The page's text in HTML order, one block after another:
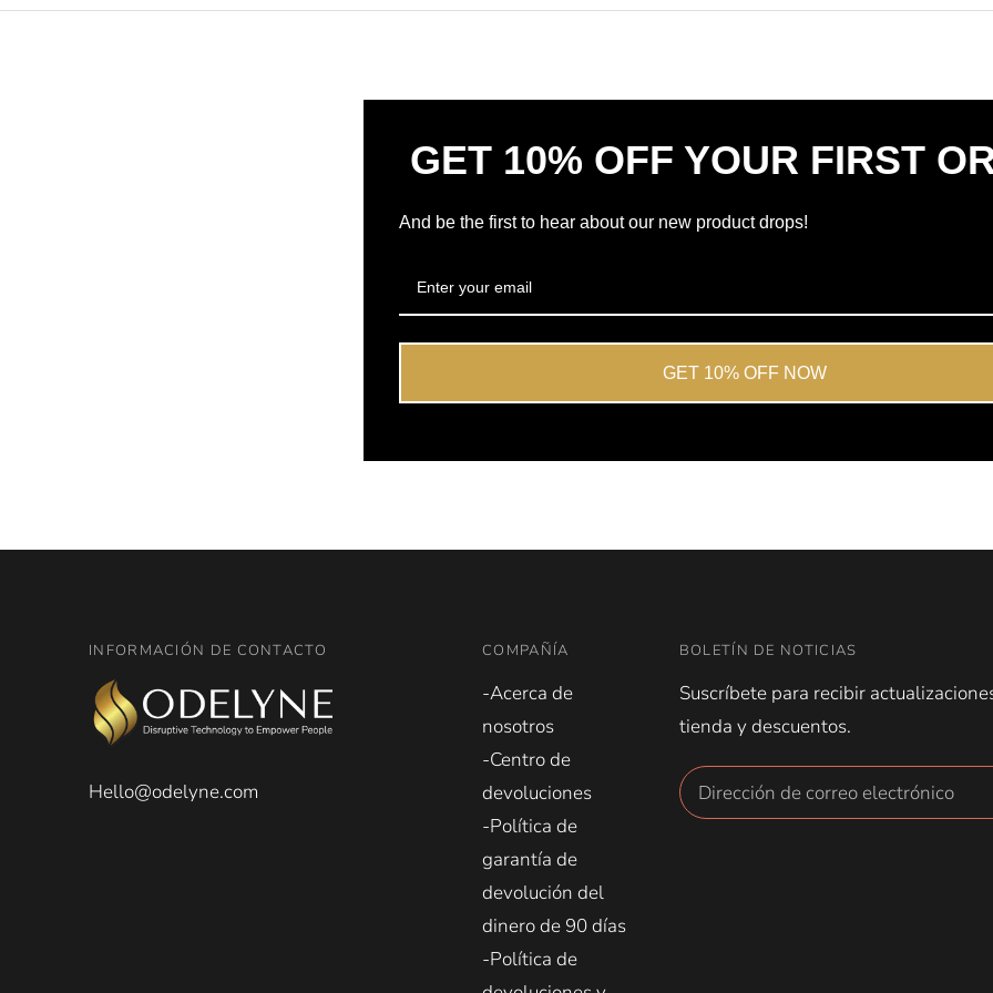
Okendo
ventana
con
4.7
sobre
5
Okendo
GET 10% OFF YOUR FIRST
And be the first to hear about our new product drops!
GET 10% OFF NOW
INFORMACIÓN DE CONTACTO
Hello@odelyne.com
COMPAÑÍA
-Acerca de
nosotros
-Centro de
devoluciones
-Política de
garantía de
devolución del
dinero de 90 días
-Política de
BOLETÍN DE NOTICIAS
Suscríbete para recibir
tienda y descuentos.